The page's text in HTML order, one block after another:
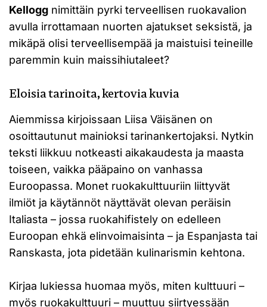
Kellogg nimittäin pyrki terveellisen ruokavalion
avulla irrottamaan nuorten ajatukset seksistä, ja
mikäpä olisi terveellisempää ja maistuisi teineille
paremmin kuin maissihiutaleet?
Eloisia tarinoita, kertovia kuvia
Aiemmissa kirjoissaan Liisa Väisänen on
osoittautunut mainioksi tarinankertojaksi. Nytkin
teksti liikkuu notkeasti aikakaudesta ja maasta
toiseen, vaikka pääpaino on vanhassa
Euroopassa. Monet ruokakulttuuriin liittyvät
ilmiöt ja käytännöt näyttävät olevan peräisin
Italiasta – jossa ruokahifistely on edelleen
Euroopan ehkä elinvoimaisinta – ja Espanjasta tai
Ranskasta, jota pidetään kulinarismin kehtona.
Kirjaa lukiessa huomaa myös, miten kulttuuri –
myös ruokakulttuuri – muuttuu siirtyessään